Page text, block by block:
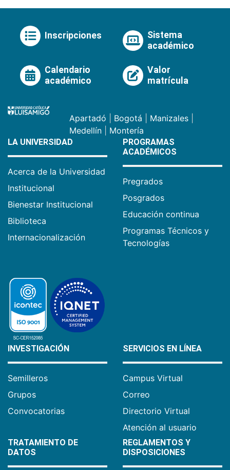
Inscripciones
Sistema
académico
Calendario
académico
Valor
matrícula
Apartadó Bogotá Manizales
Medellín
Montería
LA UNIVERSIDAD
Acerca de la Universidad
Institucional
Bienestar Institucional
Biblioteca
Internacionalización
PROGRAMAS
ACADÉMICOS
Pregrados
Posgrados
Educación continua
Programas Técnicos y
Tecnologías
INVESTIGACIÓN
Semilleros
Grupos
Convocatorias
SERVICIOS EN LÍNEA
Campus Virtual
Correo
Directorio Virtual
Atención al usuario
TRATAMIENTO DE
DATOS
REGLAMENTOS Y
DISPOSICIONES